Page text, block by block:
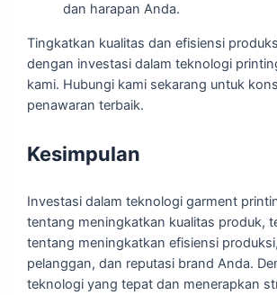
dan harapan Anda.
Tingkatkan kualitas dan efisiensi
dengan investasi dalam teknologi
kami. Hubungi kami sekarang untuk
penawaran terbaik.
Kesimpulan
Investasi dalam teknologi garment
tentang meningkatkan kualitas produk,
tentang meningkatkan efisiensi
pelanggan, dan reputasi brand Anda.
teknologi yang tepat dan menerapkan